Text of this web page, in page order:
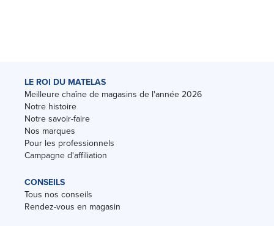
LE ROI DU MATELAS
Meilleure chaîne de magasins de l'année 2026
Notre histoire
Notre savoir-faire
Nos marques
Pour les professionnels
Campagne d'affiliation
CONSEILS
Tous nos conseils
Rendez-vous en magasin